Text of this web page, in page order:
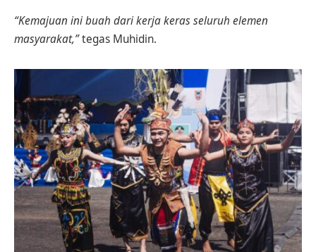
“Kemajuan ini buah dari kerja keras seluruh elemen
masyarakat,”tegas Muhidin.